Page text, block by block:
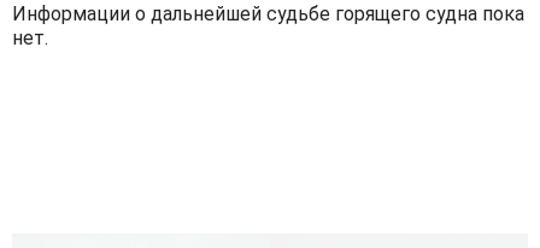
Информации о дальнейшей судьбе горящего судна пока
нет.